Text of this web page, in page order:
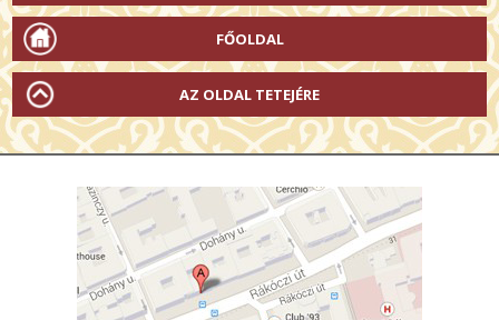
FŐOLDAL
AZ OLDAL TETEJÉRE